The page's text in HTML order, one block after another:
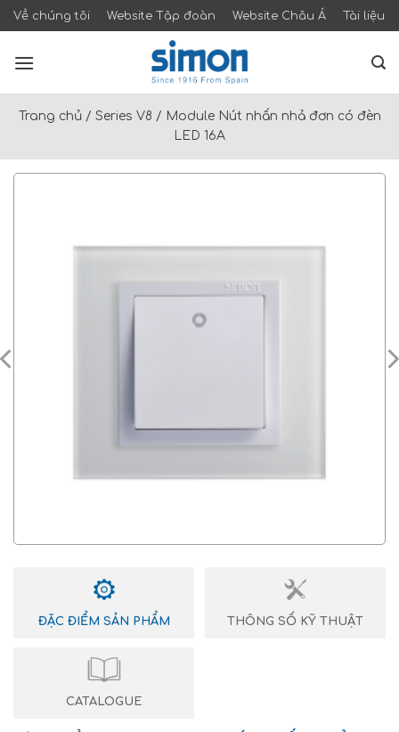
Skip
to
content
Về chúng tôi Website Tập đoàn Website Châu Á Tài liệu
Trang chủ/ Series V8 / Module Nút nhấn nhả đơn có đèn
LED 16A
ĐẶC ĐIỂM SẢN PHẨM THÔNG SỐ KỸ THUẬT
CATALOGUE